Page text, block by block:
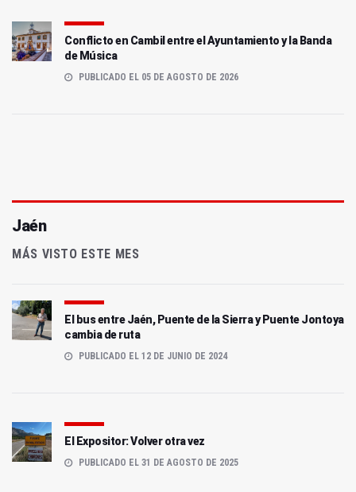
Conflicto en Cambil entre el Ayuntamiento y la Banda
de Música
PUBLICADO EL 05 DE AGOSTO DE 2026
Jaén
MÁS VISTO ESTE MES
El bus entre Jaén, Puente de la Sierra y Puente Jontoya
cambia de ruta
PUBLICADO EL 12 DE JUNIO DE 2024
El Expositor: Volver otra vez
PUBLICADO EL 31 DE AGOSTO DE 2025